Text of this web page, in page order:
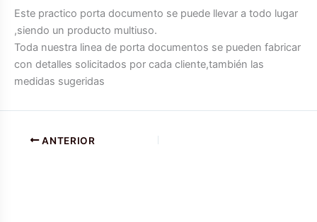
Este practico porta documento se puede llevar a todo lugar
,siendo un producto multiuso.
Toda nuestra linea de porta documentos se pueden fabricar
con detalles solicitados por cada cliente,también las
medidas sugeridas
ANTERIOR